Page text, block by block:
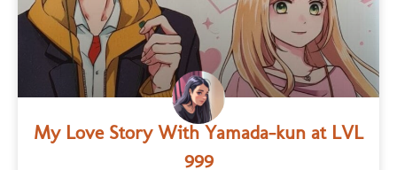
My Love Story With Yamada-kun at LVL
999